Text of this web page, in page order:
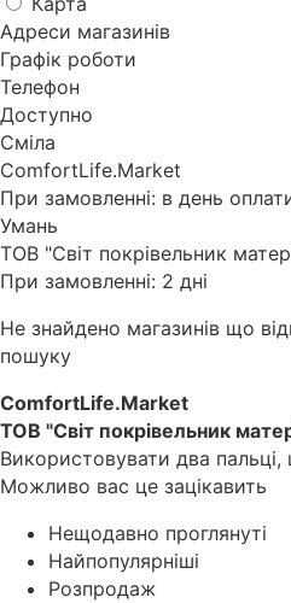
Адреси магазинів
Графік роботи
Телефон
Доступно
Сміла
ComfortLife.Market
При замовленні: в день
Умань
ТОВ "Світ покрівельник
При замовленні: 2 дні
Не знайдено магазинів що
пошуку
ComfortLife.Market
ТОВ "Світ покрівельник
Використовувати два
Можливо вас це зацікавить
Нещодавно проглянуті
Найпопулярніші
Розпродаж